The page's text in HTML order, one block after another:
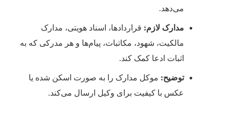
می‌دهد.
مدارک لازم: قراردادها، اسناد هویتی، مدارک
مالکیت، شهود، مکاتبات، پیام‌ها و هر مدرکی که به
اثبات ادعا کمک کند.
توضیح:موکل مدارک را به صورت اسکن شده یا
عکس با کیفیت برای وکیل ارسال می‌کند.